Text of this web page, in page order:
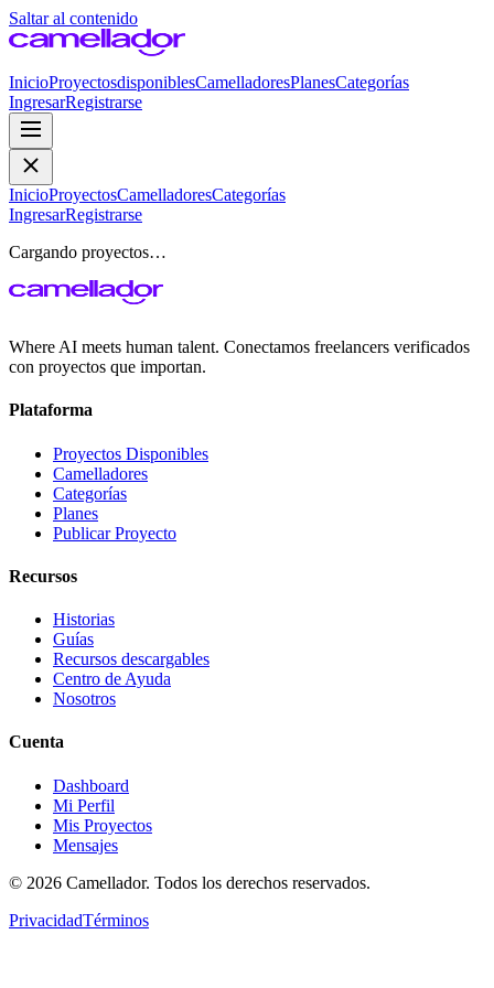
Saltar al contenido
InicioProyectosdisponiblesCamelladoresPlanesCategorías
IngresarRegistrarse
InicioProyectosCamelladoresCategorías
IngresarRegistrarse
Cargando proyectos…
Where AI meets human talent. Conectamos freelancers verificados
con proyectos que importan.
Plataforma
Proyectos Disponibles
Camelladores
Categorías
Planes
Publicar Proyecto
Recursos
Historias
Guías
Recursos descargables
Centro de Ayuda
Nosotros
Cuenta
Dashboard
Mi Perfil
Mis Proyectos
Mensajes
© 2026 Camellador. Todos los derechos reservados.
PrivacidadTérminos